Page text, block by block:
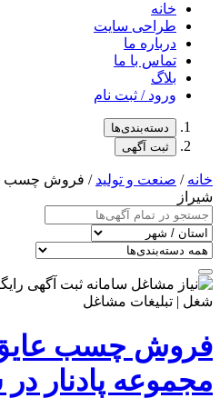
خانه
طراحی سایت
درباره ما
تماس با ما
بلاگ
ورود / ثبت نام
دسته‌بندی‌ها
ثبت آگهی
خانه/ صنعت و تولید/ فروش چسب
شیراز
فروش چسب
مجموعه پادنار در